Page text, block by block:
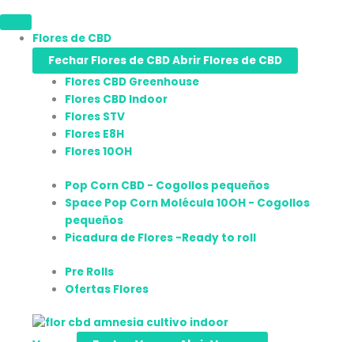
Flores de CBD
Fechar Flores de CBDAbrir Flores de CBD
Flores CBD Greenhouse
Flores CBD Indoor
Flores STV
Flores E8H
Flores 10OH
Pop Corn CBD - Cogollos pequeños
Space Pop Corn Molécula 10OH - Cogollos
pequeños
Picadura de Flores -Ready to roll
Pre Rolls
Ofertas Flores